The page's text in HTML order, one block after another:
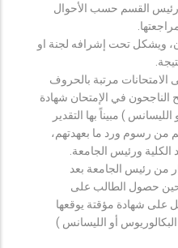
رئيس القسم حسب الأحوال
ويشكل تحت إشرافه لجنة او
الامتحانات مرتبة بالحروف
الناجحون في الإمتحان شهادة
) مبيناً بها التقدير
من رسوم ورد ما بعهدتهم،
الكلية ورئيس الجامعة.
من رئيس الجامعة بعد
حصول الطالب على
على شهادة مؤقتة يوقعها
البكالوريوس أو الليسانس )